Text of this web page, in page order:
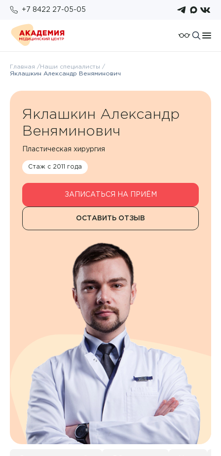
+7 8422 27-05-05
О компании
Отзывы
Работа у нас
Политика конфиденциальности
Подготовка к исследованиям
Возврат налогового вычета
Бонусная система
Оплата
ОМС
Услуги и цены
Анализы
Врачи
Новости
Комплексы
+7 8422 27-05-05
ЗАКАЗАТЬ ЗВОНОК
ЗАПИСЬ ОНЛАЙН
Главная
Наши специалисты
Яклашкин Александр Веняминович
Яклашкин Александр
Веняминович
Пластическая хирургия
Стаж с 2011 года
ЗАПИСАТЬСЯ НА ПРИЁМ
ОСТАВИТЬ ОТЗЫВ